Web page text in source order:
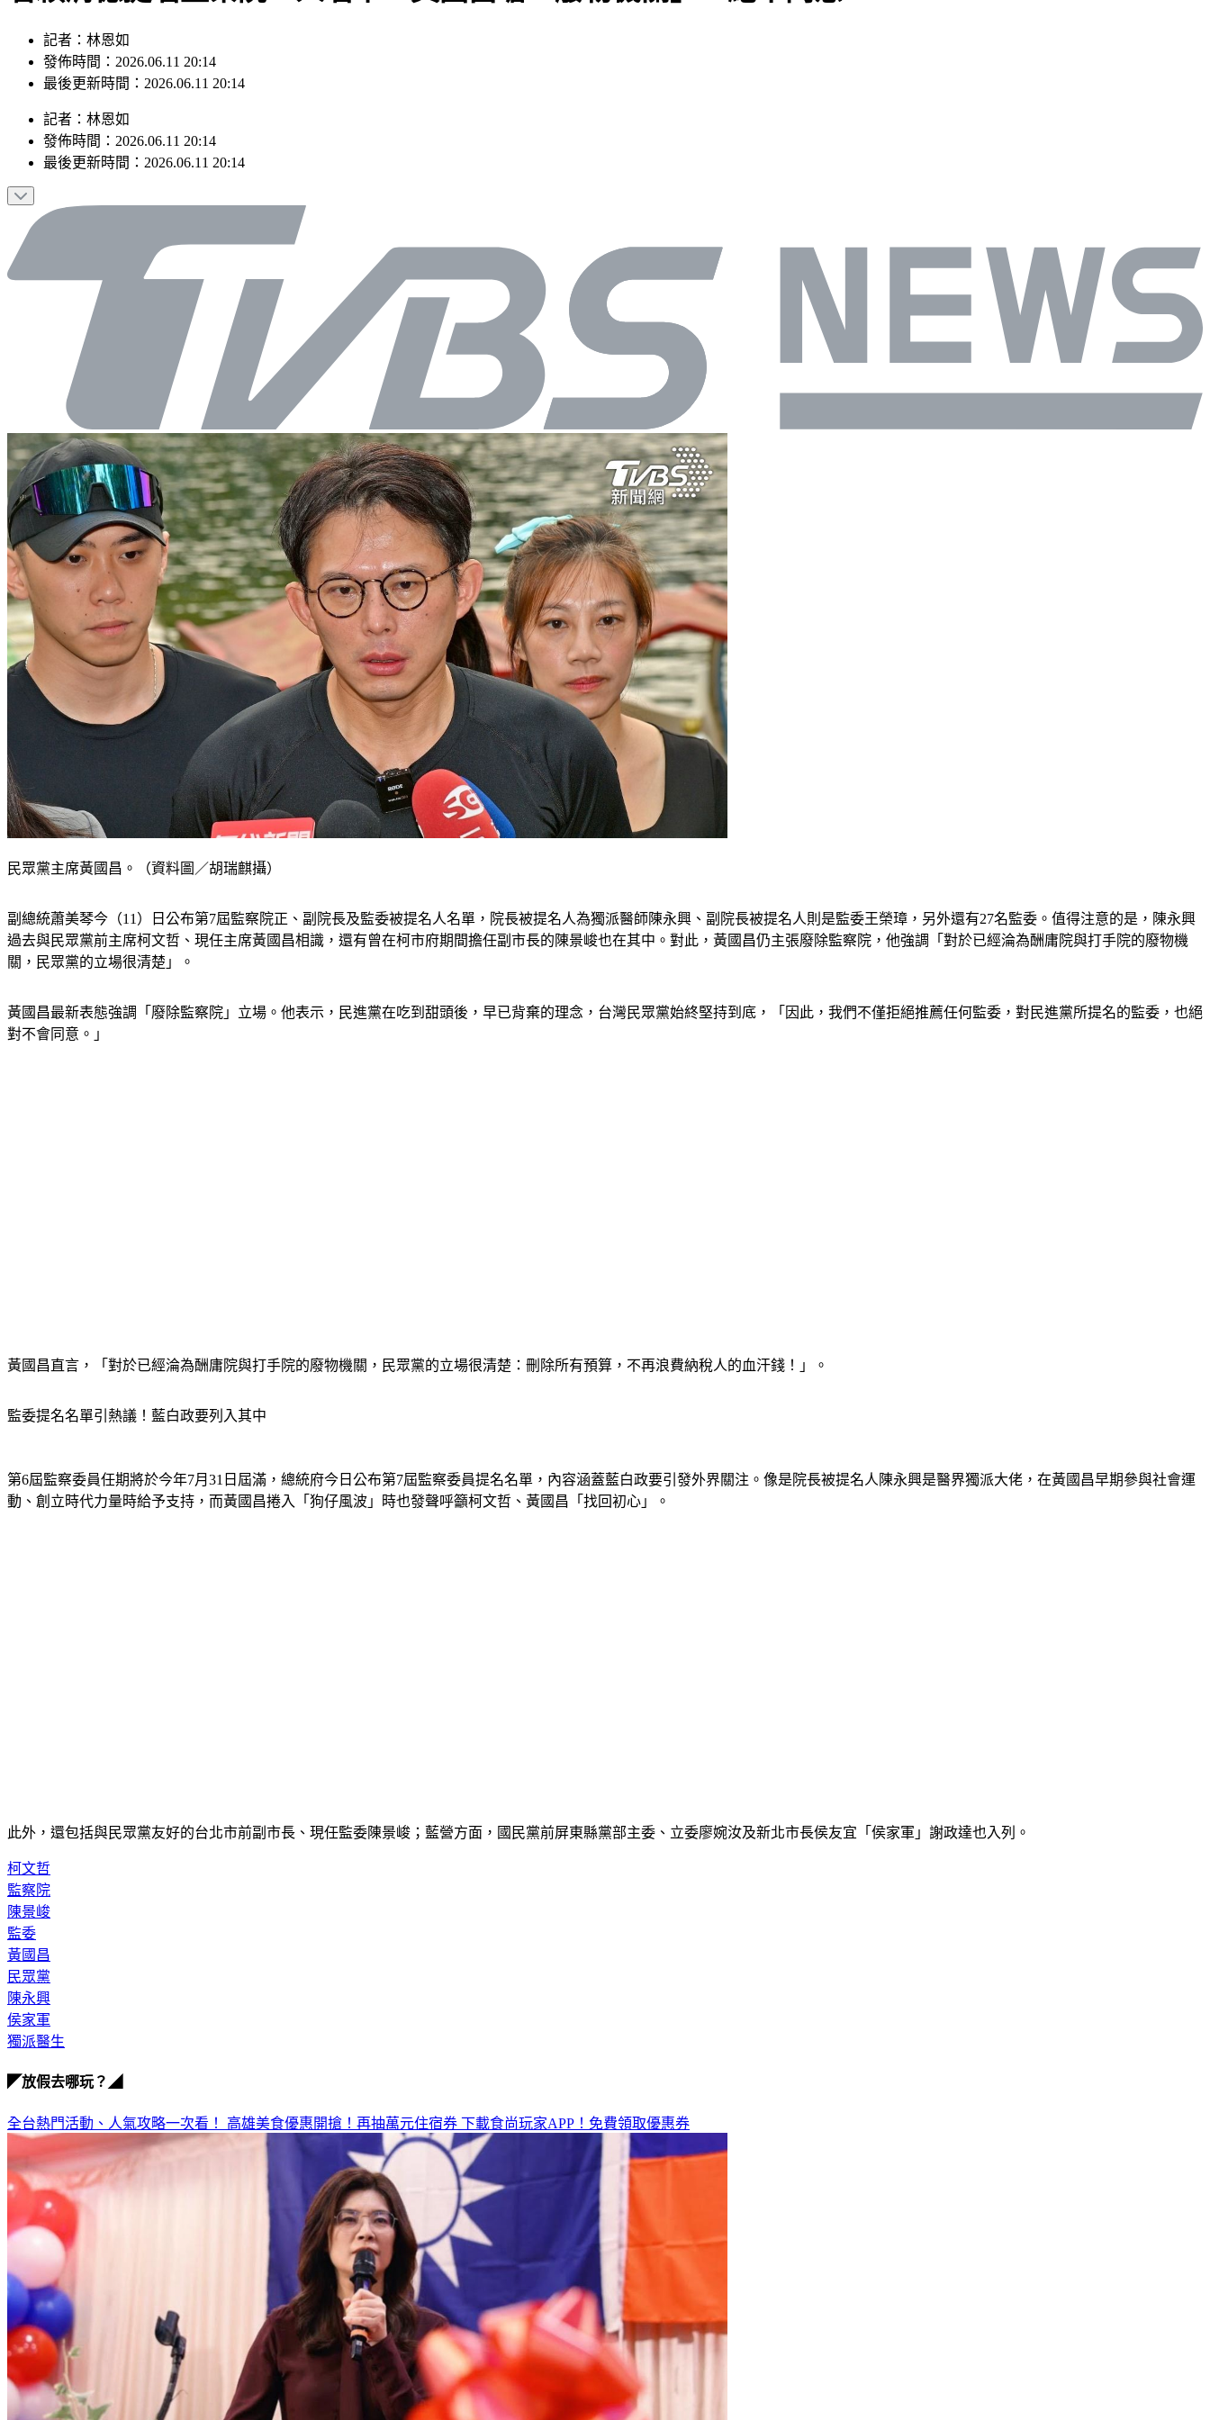
記者：林恩如
發佈時間：2026.06.11 20:14
最後更新時間：2026.06.11 20:14
記者 ： 林恩如
發佈時間： 2026.06.11 20:14
最後更新時間： 2026.06.11 20:14
民眾黨主席黃國昌。（資料圖／胡瑞麒攝）
副總統蕭美琴今（11）日公布第7屆監察院正、副院長及監委被提名人名單，院長被提名人為獨派醫師陳永興、副院長被提名人則是監委王榮璋，另外還有27名監委。值得注意的是，陳永興
過去與民眾黨前主席柯文哲、現任主席黃國昌相識，還有曾在柯市府期間擔任副市長的陳景峻也在其中。對此，黃國昌仍主張廢除監察院，他強調「對於已經淪為酬庸院與打手院的廢物機
關，民眾黨的立場很清楚」。
黃國昌最新表態強調「廢除監察院」立場。他表示，民進黨在吃到甜頭後，早已背棄的理念，台灣民眾黨始終堅持到底，「因此，我們不僅拒絕推薦任何監委，對民進黨所提名的監委，也絕
對不會同意。」
黃國昌直言，「對於已經淪為酬庸院與打手院的廢物機關，民眾黨的立場很清楚：刪除所有預算，不再浪費納稅人的血汗錢！」。
監委提名名單引熱議！藍白政要列入其中
第6屆監察委員任期將於今年7月31日屆滿，總統府今日公布第7屆監察委員提名名單，內容涵蓋藍白政要引發外界關注。像是院長被提名人陳永興是醫界獨派大佬，在黃國昌早期參與社會運
動、創立時代力量時給予支持，而黃國昌捲入「狗仔風波」時也發聲呼籲柯文哲、黃國昌「找回初心」。
此外，還包括與民眾黨友好的台北市前副市長、現任監委陳景峻；藍營方面，國民黨前屏東縣黨部主委、立委廖婉汝及新北市長侯友宜「侯家軍」謝政達也入列。
柯文哲
監察院
陳景峻
監委
黃國昌
民眾黨
陳永興
侯家軍
獨派醫生
◤放假去哪玩？◢
全台熱門活動、人氣攻略一次看！ 高雄美食優惠開搶！再抽萬元住宿券 下載食尚玩家APP！免費領取優惠券